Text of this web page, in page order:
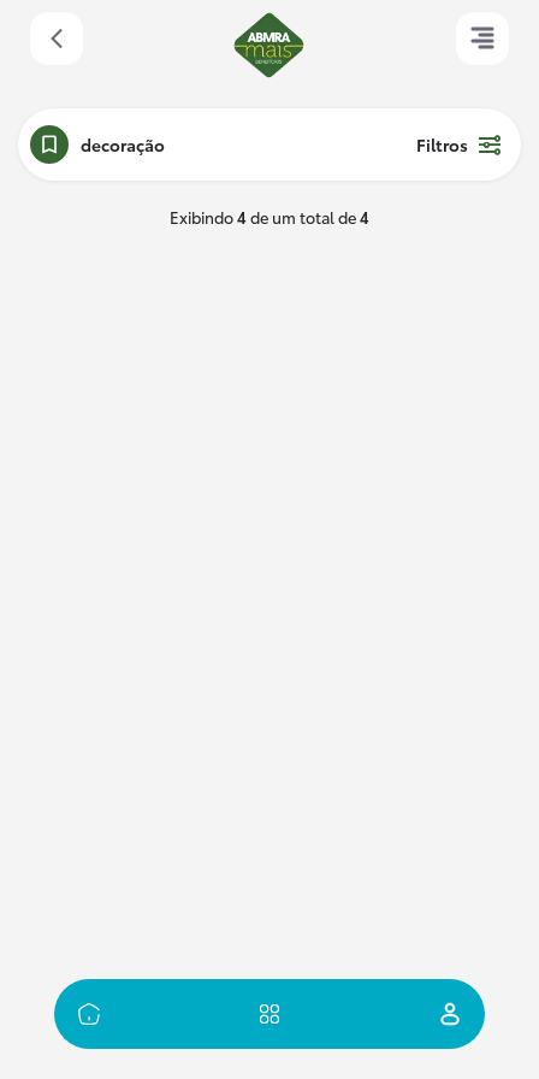
decoração Filtros
Exibindo4de um total de4